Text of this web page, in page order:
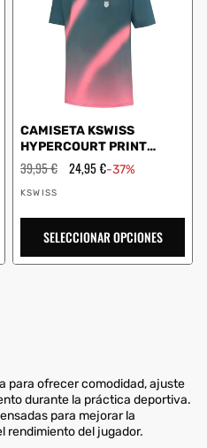
CAMISETA KSWISS
HYPERCOURT PRINT
CREW 5
Precio
habitual
39,95 € Precio
24,95 €-37%
Proveedor:
KSWISS
SELECCIONAR OPCIONES
para ofrecer comodidad, ajuste
durante la práctica deportiva.
para mejorar la
rendimiento del jugador.